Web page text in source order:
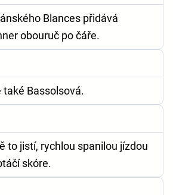
Blances přidává
obouruč po čáře.
také Bassolsová.
to jistí, rychlou spanilou jízdou
skóre.